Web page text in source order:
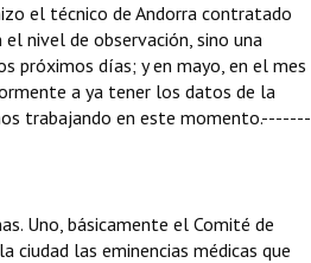
el técnico de Andorra contratado
nivel de observación, sino una
próximos días; y en mayo, en el mes
a ya tener los datos de la
trabajando en este momento.-------
Uno, básicamente el Comité de
ciudad las eminencias médicas que